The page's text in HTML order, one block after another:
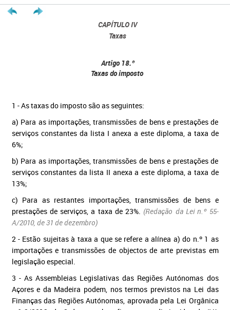
CAPÍTULO IV
Taxas
Artigo 18.º
Taxas do imposto
1 - As taxas do imposto são as seguintes:
a) Para as importações, transmissões de bens e prestações de
serviços constantes da lista I anexa a este diploma, a taxa de
6%;
b) Para as importações, transmissões de bens e prestações de
serviços constantes da lista II anexa a este diploma, a taxa de
13%;
c) Para as restantes importações, transmissões de bens e
prestações de serviços, a taxa de 23%. (Redação da Lei n.º 55-
A/2010, de 31 de dezembro)
2 - Estão sujeitas à taxa a que se refere a alínea a) do n.º 1 as
importações e transmissões de objectos de arte previstas em
legislação especial.
3 - As Assembleias Legislativas das Regiões Autónomas dos
Açores e da Madeira podem, nos termos previstos na Lei das
Finanças das Regiões Autónomas, aprovada pela Lei Orgânica